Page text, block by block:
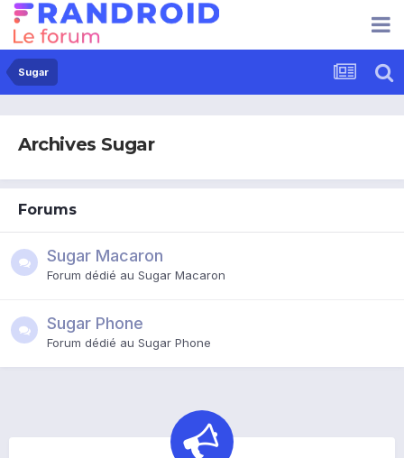
Sugar
Archives Sugar
Forums
Sugar Macaron
Forum dédié au Sugar Macaron
Sugar Phone
Forum dédié au Sugar Phone